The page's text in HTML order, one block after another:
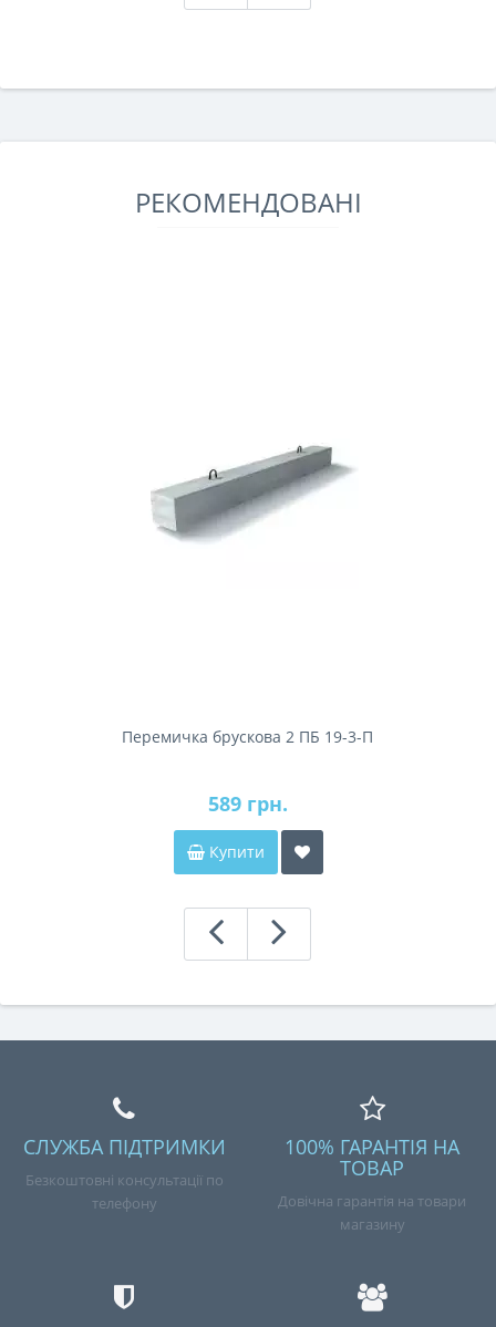
РЕКОМЕНДОВАНІ
Перемичка брускова 2 ПБ 19-3-П
589 грн.
Купити
СЛУЖБА ПІДТРИМКИ
Безкоштовні консультації по
телефону
100% ГАРАНТІЯ НА
ТОВАР
Довічна гарантія на товари
магазину